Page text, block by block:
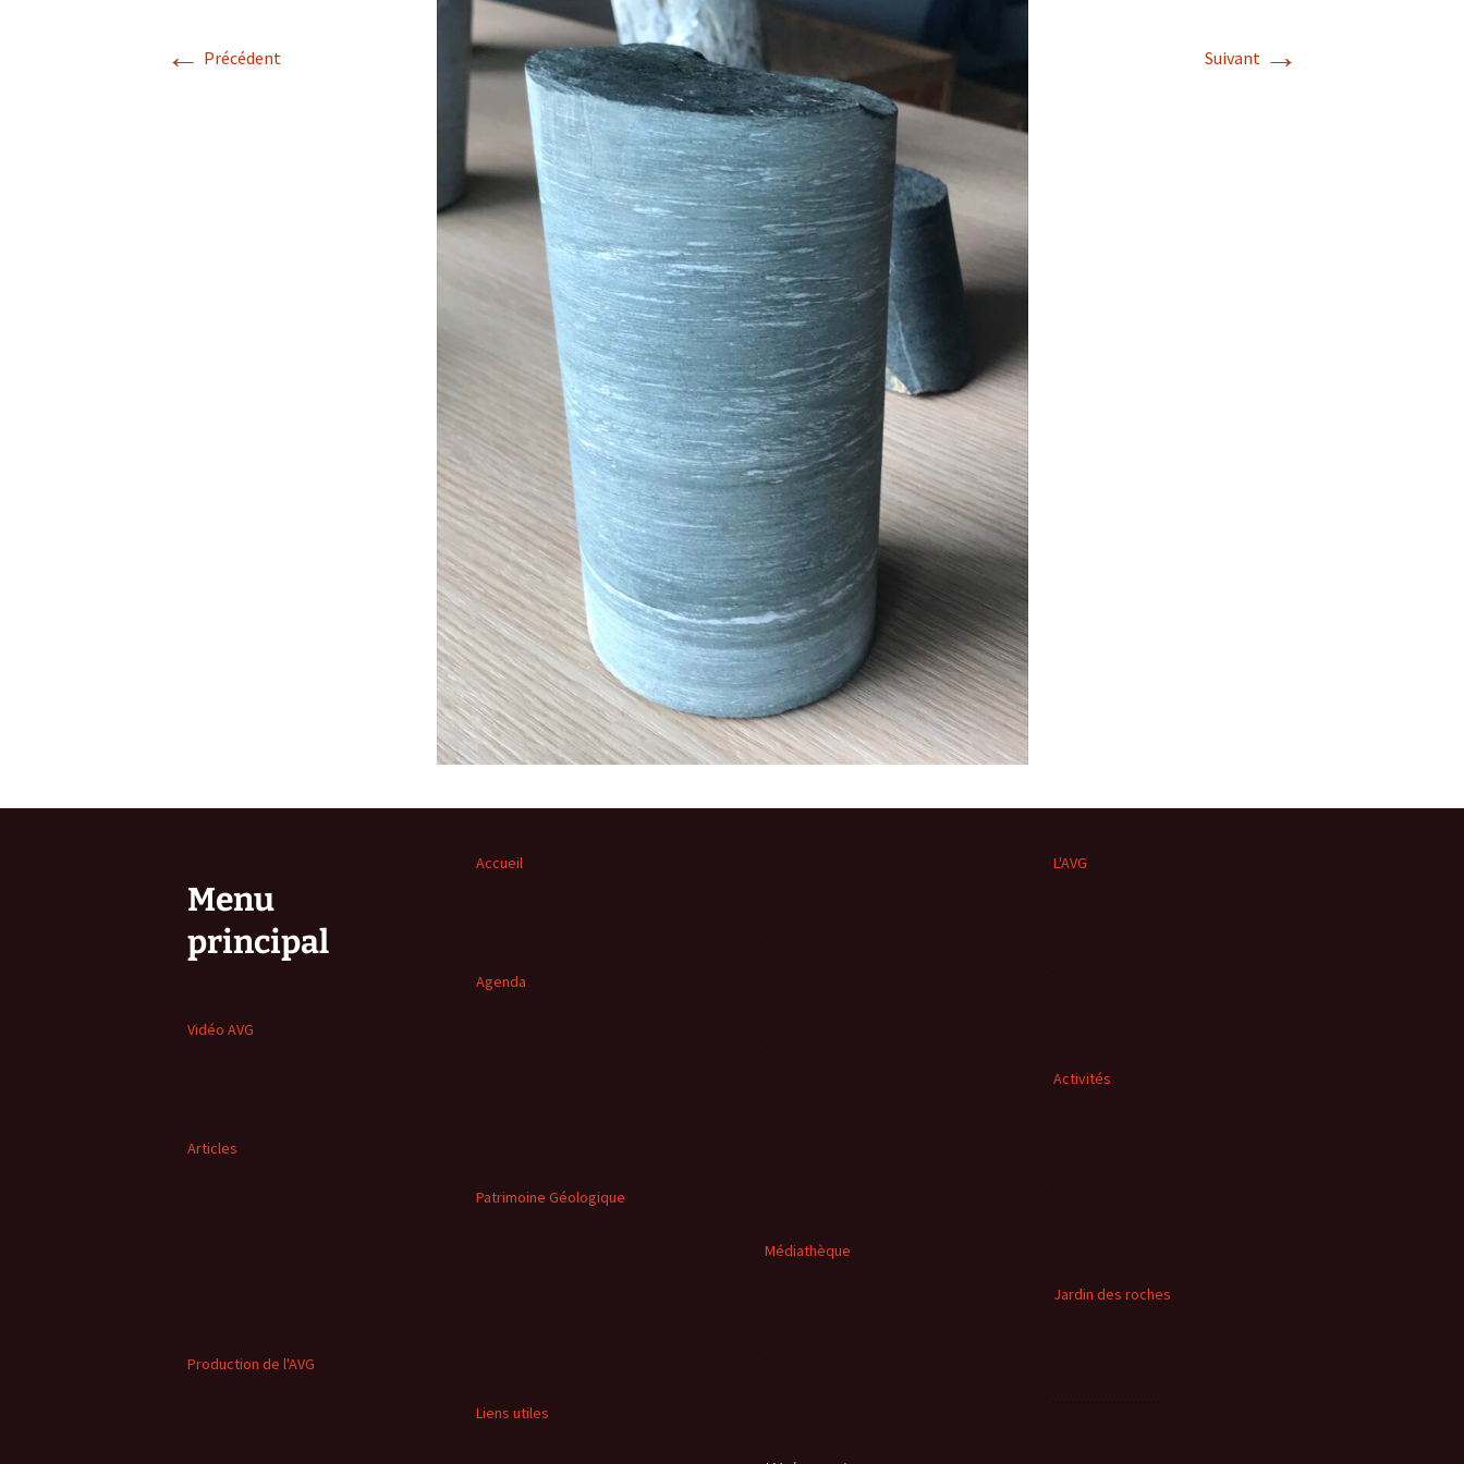
Conférences
Expositions,
Conférences…
Galerie de photos Roches
Lames minces de roches
Minéraux
Inventaire des minéraux
vendéens
Fossiles
Paysages, affleurements
Photos de groupes
Diaporamas
Galerie de vidéos
Cartes – schémas –
Echelles des temps
Carnets de voyages
Analyse de livres, revues,
…
← Précédent Suivant →
Menu
principal
Accueil L'AVG
Agenda
Vidéo AVG
Activités
Articles
Patrimoine Géologique
Médiathèque
Jardin des roches
Production de l'AVG
Liens utiles